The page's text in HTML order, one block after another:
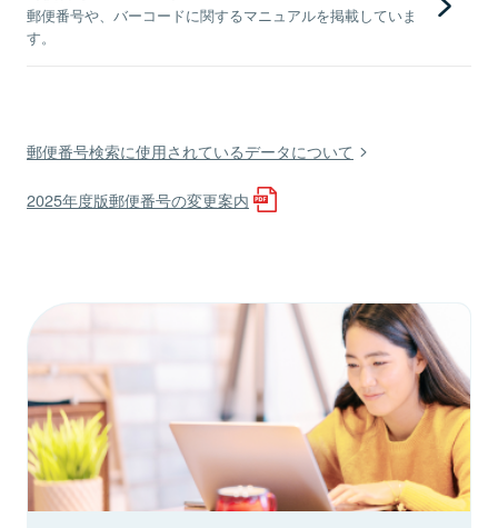
郵便番号や、バーコードに関するマニュアルを掲載していま
す。
郵便番号検索に使用されているデータについて
2025年度版郵便番号の変更案内